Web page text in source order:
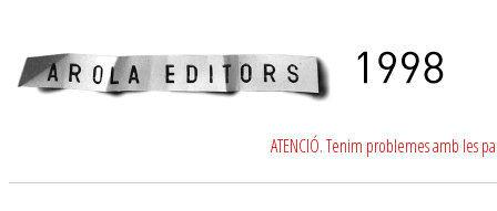
ATENCIÓ. Tenim problemes amb les